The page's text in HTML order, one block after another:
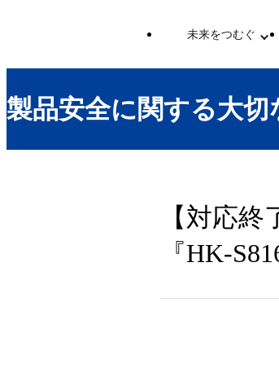
未来をつむぐ
製品安全に関する大切
【対応
『HK-